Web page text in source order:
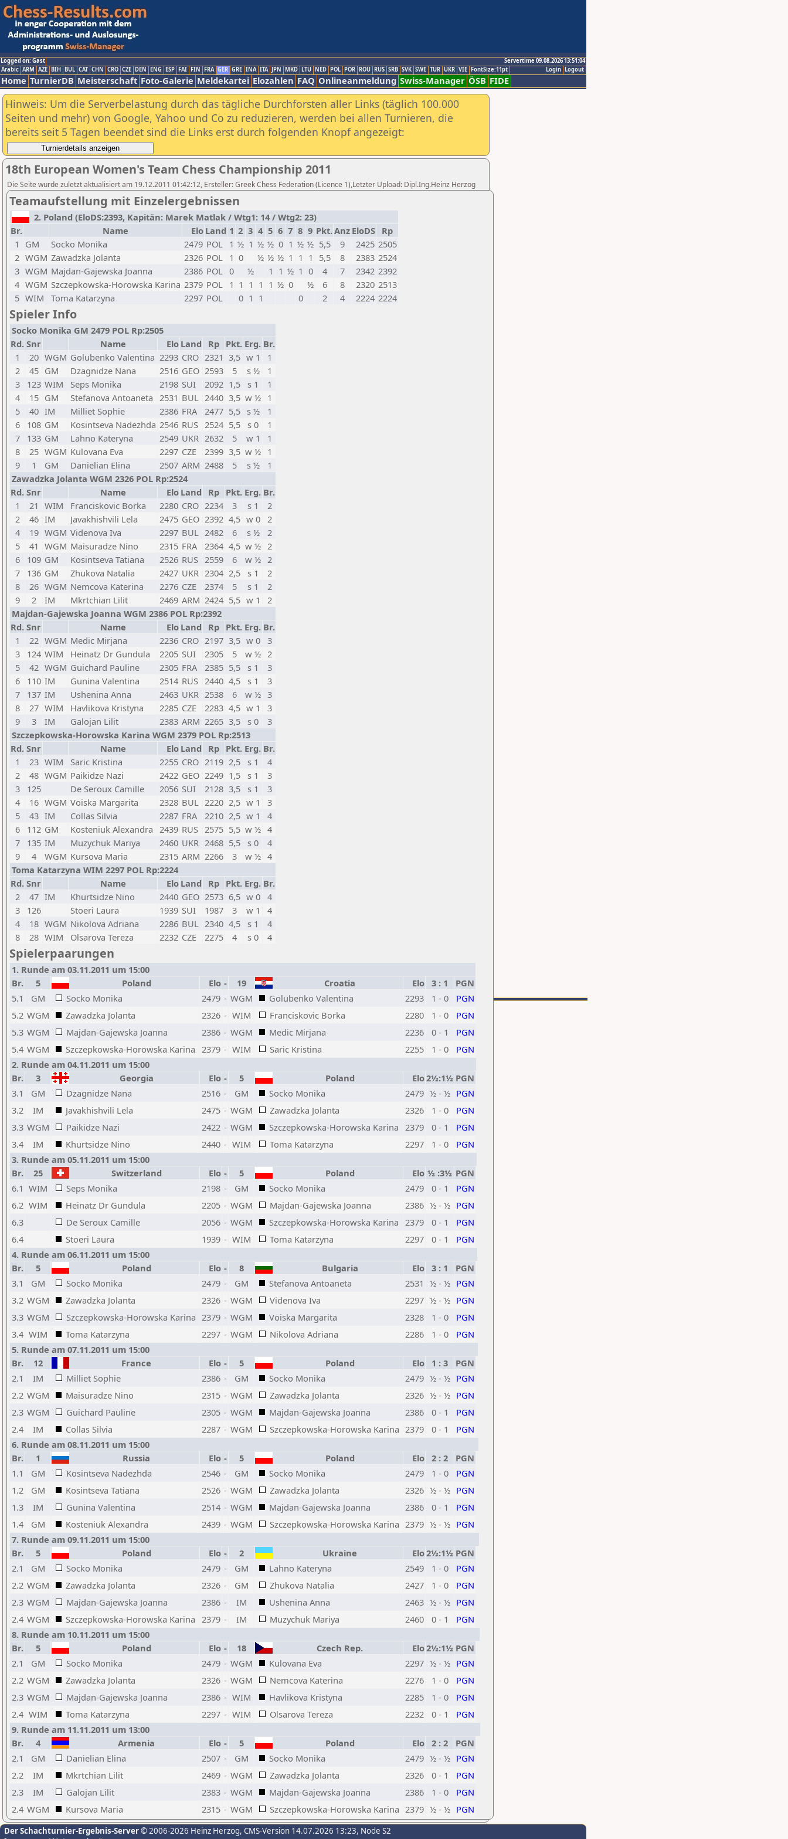
Logged on: Gast
Servertime 09.08.2026 13:51:04
Logout
Login
Arabic ARM AZE BIH BUL CAT CHN CRO CZE DEN ENG ESP FAI FIN FRA GER GRE INA ITA JPN MKD LTU NED POL POR ROU RUS SRB SVK SWE TUR UKR VIE FontSize:11pt
Home TurnierDB Meisterschaft Foto-Galerie Meldekartei Elozahlen FAQ Onlineanmeldung Swiss-Manager ÖSB FIDE
Hinweis: Um die Serverbelastung durch das tägliche Durchforsten aller Links (täglich 100.000
Seiten und mehr) von Google, Yahoo und Co zu reduzieren, werden bei allen Turnieren, die
bereits seit 5 Tagen beendet sind die Links erst durch folgenden Knopf angezeigt:
18th European Women's Team Chess Championship 2011
Die Seite wurde zuletzt aktualisiert am 19.12.2011 01:42:12, Ersteller: Greek Chess Federation (Licence 1),Letzter Upload: Dipl.Ing.Heinz Herzog
Teamaufstellung mit Einzelergebnissen
2. Poland (EloDS:2393, Kapitän: Marek Matlak / Wtg1: 14 / Wtg2: 23)
Br.
Name Elo Land 1 2 3 4 5 6 7 8 9 Pkt.Anz EloDS Rp
1
GM Socko Monika 2479 POL 1 ½ 1 ½ ½ 0 1 ½ ½ 5,5 9 2425 2505
2 WGM Zawadzka Jolanta 2326 POL 1 0 ½ ½ ½ 1 1 1 5,5 8 2383 2524
3 WGM Majdan-Gajewska Joanna 2386 POL 0 ½ 1 1 ½ 1 0 4 7 2342 2392
4 WGM Szczepkowska-Horowska Karina 2379 POL 1 1 1 1 1 ½ 0 ½ 6 8 2320 2513
5 WIM Toma Katarzyna 2297 POL 0 1 1 0 2 4 2224 2224
Spieler Info
Socko Monika GM 2479 POL Rp:2505
Rd. Snr Name Elo Land Rp Pkt. Erg. Br.
1
20 WGM Golubenko Valentina 2293 CRO 2321 3,5 w 1
1
2
45 GM Dzagnidze Nana 2516 GEO 2593 5 s ½
1
3
123 WIM Seps Monika 2198 SUI 2092 1,5 s 1
1
4
15 GM Stefanova Antoaneta 2531 BUL 2440 3,5 w ½ 1
5
40 IM Milliet Sophie 2386 FRA 2477 5,5 s ½
1
6
108 GM Kosintseva Nadezhda 2546 RUS 2524 5,5 s 0
1
7
133 GM Lahno Kateryna 2549 UKR 2632 5 w 1
1
8
25 WGM Kulovana Eva 2297 CZE 2399 3,5 w ½ 1
9
1 GM Danielian Elina 2507 ARM 2488 5 s ½
1
Zawadzka Jolanta WGM 2326 POL Rp:2524
Rd. Snr Name Elo Land Rp Pkt. Erg. Br.
1
21 WIM Franciskovic Borka 2280 CRO 2234 3 s 1
2
2
46 IM Javakhishvili Lela 2475 GEO 2392 4,5 w 0
2
4
19 WGM Videnova Iva 2297 BUL 2482 6 s ½
2
5
41 WGM Maisuradze Nino 2315 FRA 2364 4,5 w ½ 2
6
109 GM Kosintseva Tatiana 2526 RUS 2559 6 w ½ 2
7
136 GM Zhukova Natalia 2427 UKR 2304 2,5 s 1
2
8
26 WGM Nemcova Katerina 2276 CZE 2374 5 s 1
2
9
2 IM Mkrtchian Lilit 2469 ARM 2424 5,5 w 1
2
Majdan-Gajewska Joanna WGM 2386 POL Rp:2392
Rd. Snr Name Elo Land Rp Pkt. Erg. Br.
1
22 WGM Medic Mirjana 2236 CRO 2197 3,5 w 0
3
3
124 WIM Heinatz Dr Gundula 2205 SUI 2305 5 w ½ 2
5
42 WGM Guichard Pauline 2305 FRA 2385 5,5 s 1
3
6
110 IM Gunina Valentina 2514 RUS 2440 4,5 s 1
3
7
137 IM Ushenina Anna 2463 UKR 2538 6 w ½ 3
8
27 WIM Havlikova Kristyna 2285 CZE 2283 4,5 w 1
3
9
3 IM Galojan Lilit 2383 ARM 2265 3,5 s 0
3
Szczepkowska-Horowska Karina WGM 2379 POL Rp:2513
Rd. Snr Name Elo Land Rp Pkt. Erg. Br.
1
23 WIM Saric Kristina 2255 CRO 2119 2,5 s 1
4
2
48 WGM Paikidze Nazi 2422 GEO 2249 1,5 s 1
3
3
125 De Seroux Camille 2056 SUI 2128 3,5 s 1
3
4
16 WGM Voiska Margarita 2328 BUL 2220 2,5 w 1
3
5
43 IM Collas Silvia 2287 FRA 2210 2,5 w 1
4
6
112 GM Kosteniuk Alexandra 2439 RUS 2575 5,5 w ½ 4
7
135 IM Muzychuk Mariya 2460 UKR 2468 5,5 s 0
4
9
4 WGM Kursova Maria 2315 ARM 2266 3 w ½ 4
Toma Katarzyna WIM 2297 POL Rp:2224
Rd. Snr Name Elo Land Rp Pkt. Erg. Br.
2
47 IM Khurtsidze Nino 2440 GEO 2573 6,5 w 0
4
3
126 Stoeri Laura 1939 SUI 1987 3 w 1
4
4
18 WGM Nikolova Adriana 2286 BUL 2340 4,5 s 1
4
8
28 WIM Olsarova Tereza 2232 CZE 2275 4 s 0 4
Spielerpaarungen
1. Runde am 03.11.2011 um 15:00
Br.
5 Poland Elo - 19 Croatia Elo 3 : 1
PGN
5.1
GM Socko Monika 2479 - WGM Golubenko Valentina 2293 1 - 0
PGN
5.2 WGM Zawadzka Jolanta 2326 - WIM Franciskovic Borka 2280 1 - 0
PGN
5.3 WGM Majdan-Gajewska Joanna 2386 - WGM Medic Mirjana 2236 0 - 1
PGN
5.4 WGM Szczepkowska-Horowska Karina 2379 - WIM Saric Kristina 2255 1 - 0
PGN
2. Runde am 04.11.2011 um 15:00
Br.
3 Georgia Elo - 5 Poland Elo2½:1½ PGN
3.1
GM Dzagnidze Nana 2516 - GM Socko Monika 2479 ½ - ½ PGN
3.2
IM Javakhishvili Lela 2475 - WGM Zawadzka Jolanta 2326 1 - 0
PGN
3.3 WGM Paikidze Nazi 2422 - WGM Szczepkowska-Horowska Karina 2379 0 - 1
PGN
3.4
IM Khurtsidze Nino 2440 - WIM Toma Katarzyna 2297 1 - 0
PGN
3. Runde am 05.11.2011 um 15:00
Br.
25 Switzerland Elo - 5 Poland Elo ½ :3½ PGN
6.1 WIM Seps Monika 2198 - GM Socko Monika 2479 0 - 1
PGN
6.2 WIM Heinatz Dr Gundula 2205 - WGM Majdan-Gajewska Joanna 2386 ½ - ½ PGN
6.3
De Seroux Camille 2056 - WGM Szczepkowska-Horowska Karina 2379 0 - 1
PGN
6.4
Stoeri Laura 1939 - WIM Toma Katarzyna 2297 0 - 1
PGN
4. Runde am 06.11.2011 um 15:00
Br.
5 Poland Elo - 8 Bulgaria Elo 3 : 1
PGN
3.1
GM Socko Monika 2479 - GM Stefanova Antoaneta 2531 ½ - ½ PGN
3.2 WGM Zawadzka Jolanta 2326 - WGM Videnova Iva 2297 ½ - ½ PGN
3.3 WGM Szczepkowska-Horowska Karina 2379 - WGM Voiska Margarita 2328 1 - 0
PGN
3.4 WIM Toma Katarzyna 2297 - WGM Nikolova Adriana 2286 1 - 0
PGN
5. Runde am 07.11.2011 um 15:00
Br.
12 France Elo - 5 Poland Elo 1 : 3
PGN
2.1
IM Milliet Sophie 2386 - GM Socko Monika 2479 ½ - ½ PGN
2.2 WGM Maisuradze Nino 2315 - WGM Zawadzka Jolanta 2326 ½ - ½ PGN
2.3 WGM Guichard Pauline 2305 - WGM Majdan-Gajewska Joanna 2386 0 - 1
PGN
2.4
IM Collas Silvia 2287 - WGM Szczepkowska-Horowska Karina 2379 0 - 1
PGN
6. Runde am 08.11.2011 um 15:00
Br.
1 Russia Elo - 5 Poland Elo 2 : 2
PGN
1.1
GM Kosintseva Nadezhda 2546 - GM Socko Monika 2479 1 - 0
PGN
1.2
GM Kosintseva Tatiana 2526 - WGM Zawadzka Jolanta 2326 ½ - ½ PGN
1.3
IM Gunina Valentina 2514 - WGM Majdan-Gajewska Joanna 2386 0 - 1
PGN
1.4
GM Kosteniuk Alexandra 2439 - WGM Szczepkowska-Horowska Karina 2379 ½ - ½ PGN
7. Runde am 09.11.2011 um 15:00
Br.
5 Poland Elo - 2 Ukraine Elo2½:1½ PGN
2.1
GM Socko Monika 2479 - GM Lahno Kateryna 2549 1 - 0
PGN
2.2 WGM Zawadzka Jolanta 2326 - GM Zhukova Natalia 2427 1 - 0
PGN
2.3 WGM Majdan-Gajewska Joanna 2386 - IM Ushenina Anna 2463 ½ - ½ PGN
2.4 WGM Szczepkowska-Horowska Karina 2379 - IM Muzychuk Mariya 2460 0 - 1
PGN
8. Runde am 10.11.2011 um 15:00
Br.
5 Poland Elo - 18 Czech Rep. Elo2½:1½ PGN
2.1
GM Socko Monika 2479 - WGM Kulovana Eva 2297 ½ - ½ PGN
2.2 WGM Zawadzka Jolanta 2326 - WGM Nemcova Katerina 2276 1 - 0
PGN
2.3 WGM Majdan-Gajewska Joanna 2386 - WIM Havlikova Kristyna 2285 1 - 0
PGN
2.4 WIM Toma Katarzyna 2297 - WIM Olsarova Tereza 2232 0 - 1
PGN
9. Runde am 11.11.2011 um 13:00
Br.
4 Armenia Elo - 5 Poland Elo 2 : 2
PGN
2.1
GM Danielian Elina 2507 - GM Socko Monika 2479 ½ - ½ PGN
2.2
IM Mkrtchian Lilit 2469 - WGM Zawadzka Jolanta 2326 0 - 1
PGN
2.3
IM Galojan Lilit 2383 - WGM Majdan-Gajewska Joanna 2386 1 - 0
PGN
2.4 WGM Kursova Maria 2315 - WGM Szczepkowska-Horowska Karina 2379 ½ - ½ PGN
Der Schachturnier-Ergebnis-Server© 2006-2026 Heinz Herzog, CMS-Version 14.07.2026 13:23, Node S2